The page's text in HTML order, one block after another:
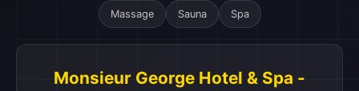
Massage Sauna Spa
Monsieur George Hotel & Spa -